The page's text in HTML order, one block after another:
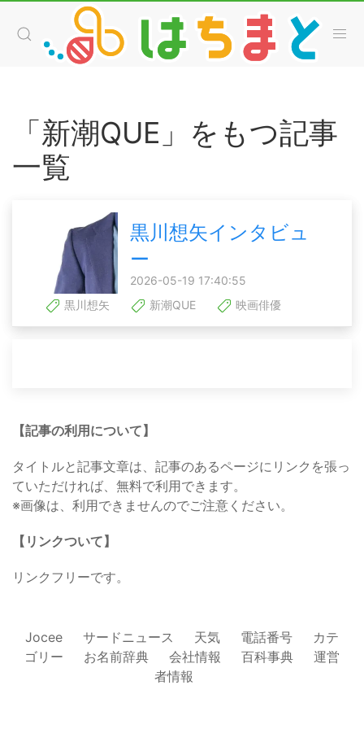
「新潮QUE」をもつ記事
一覧
黒川想矢インタビュ
ー
2026-05-19 17:40:55
黒川想矢
新潮QUE 映画俳優
【記事の利用について】
タイトルと記事文章は、記事のあるページにリンクを張っ
ていただければ、無料で利用できます。
※画像は、利用できませんのでご注意ください。
【リンクついて】
リンクフリーです。
Jocee サードニュース 天気 電話番号
カテ
ゴリー
お名前辞典 会社情報 百科事典
運営
者情報